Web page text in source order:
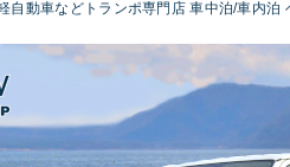
自動車などトランポ専門店 車中泊/車内泊